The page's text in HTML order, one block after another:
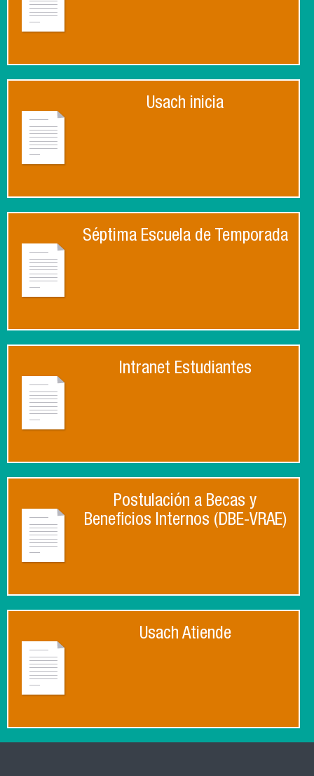
Usach inicia
Séptima Escuela de Temporada
Intranet Estudiantes
Postulación a Becas y
Beneficios Internos (DBE-VRAE)
Usach Atiende